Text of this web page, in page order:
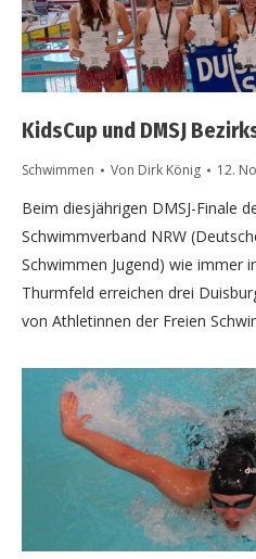
KidsCup und DMSJ
Schwimmen Von Dirk König 12.
Beim diesjährigen DMSJ-Finale
Schwimmverband NRW
Schwimmen Jugend) wie immer
Thurmfeld erreichen drei
von Athletinnen der Freien